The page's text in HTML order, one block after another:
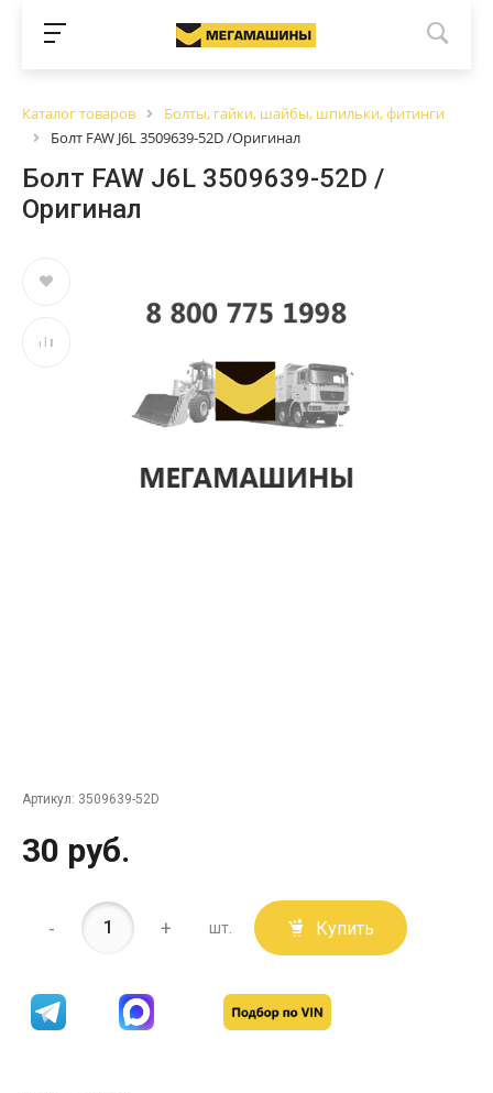
Каталог товаров
Болты, гайки, шайбы, шпильки, фитинги
Болт FAW J6L 3509639-52D /Оригинал
Болт FAW J6L 3509639-52D /
Оригинал
Артикул: 3509639-52D
30 руб.
- + шт. Купить